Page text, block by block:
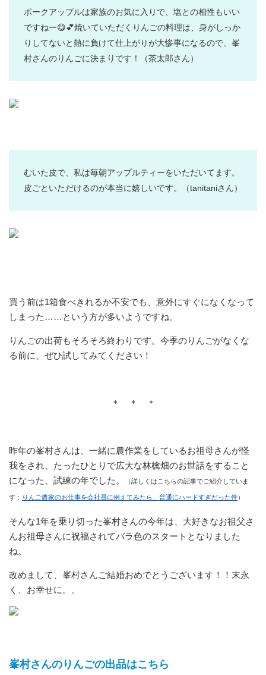
ポークアップルは家族のお気に入りで、塩との相性もいい
ですねー😋💕焼いていただくりんごの料理は、身がしっか
りしてないと熱に負けて仕上がりが大惨事になるので、峯
村さんのりんごに決まりです！
（茶太郎さん）
むいた皮で、私は毎朝アップルティーをいただいてます。
皮ごといただけるのが本当に嬉しいです。
（tanitaniさん）
買う前は1箱食べきれるか不安でも、意外にすぐになくなって
しまった……という方が多いようですね。
りんごの出荷もそろそろ終わりです。今季のりんごがなくな
る前に、ぜひ試してみてください！
＊ ＊ ＊
昨年の峯村さんは、一緒に農作業をしているお祖母さんが怪
我をされ、たったひとりで広大な林檎畑のお世話をすること
になった、試練の年でした。
（詳しくはこちらの記事でご紹介していま
す： りんご農家のお仕事を会社員に例えてみたら、普通にハードすぎだった件）
そんな1年を乗り切った峯村さんの今年は、大好きなお祖父さ
んお祖母さんに祝福されてバラ色のスタートとなりました
ね。
改めまして、峯村さんご結婚おめでとうございます！！末永
く、お幸せに。。
峯村さんのりんごの出品はこちら